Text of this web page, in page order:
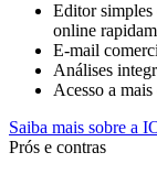
Editor simples
online
E-mail
Análises
Acesso a
Saiba mais sobre a
Prós e contras